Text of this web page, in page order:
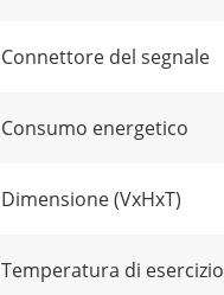
Connettore del segnale
Consumo energetico
Dimensione (VxHxT)
Temperatura di esercizio